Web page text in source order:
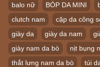
balo nữ BÓP DA MINI
clutch nam
cặp da công
giày da
giày da nam
giày nam da bò
nịt bụng
thắt lưng nam da bò
túi